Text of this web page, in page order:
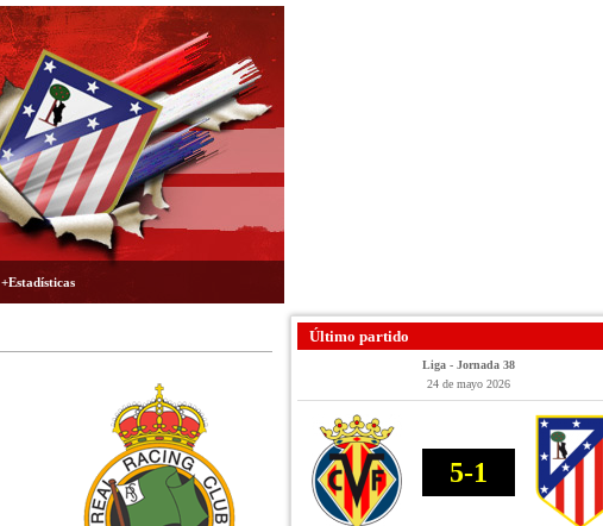
+Estadísticas
Último partido
Liga - Jornada 38
24 de mayo 2026
5-1